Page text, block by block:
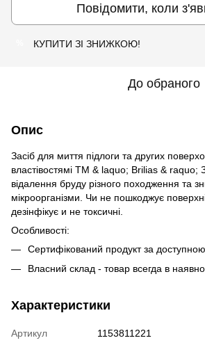
Повідомити, коли
КУПИТИ ЗІ ЗНИЖКОЮ!
До обраного
Опис
Засіб для миття підлоги та других
властівостямі ТМ & laquo; Brilias & raquo;
відалення бруду різного походження та
мікроорганізми. Чи не пошкоджує
дезінфікує и не токсичні.
Особливості:
Сертифікований продукт за
Власний склад - товар всегда в
Характеристики
Артикул
1153811221